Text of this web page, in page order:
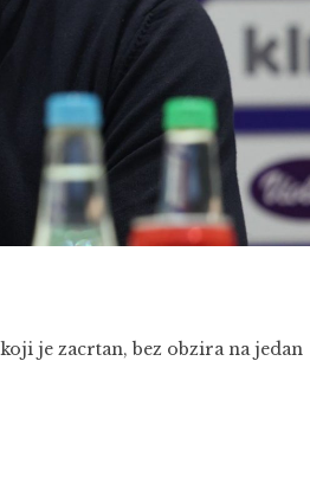
je zacrtan, bez obzira na jedan